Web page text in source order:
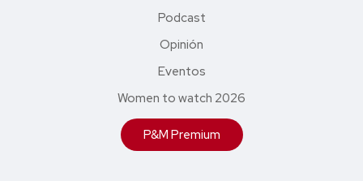
Podcast
Opinión
Eventos
Women to watch 2026
P&M Premium